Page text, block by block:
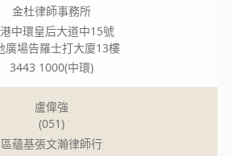
金杜律師事務所
中環皇后大道中15號
廣場告羅士打大廈13樓
3443 1000(中環)
盧偉強
(051)
區蘊基張文瀚律師行